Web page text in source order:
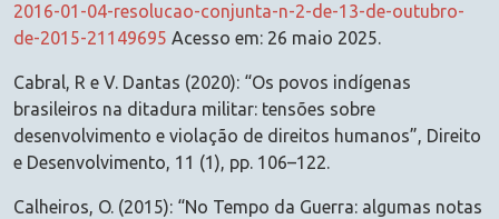
2016-01-04-resolucao-conjunta-n-2-de-13-de-outubro-
de-2015-21149695 Acesso em: 26 maio 2025.
Cabral, R e V. Dantas (2020): “Os povos indígenas
brasileiros na ditadura militar: tensões sobre
desenvolvimento e violação de direitos humanos”, Direito
e Desenvolvimento, 11 (1), pp. 106–122.
Calheiros, O. (2015): “No Tempo da Guerra: algumas notas